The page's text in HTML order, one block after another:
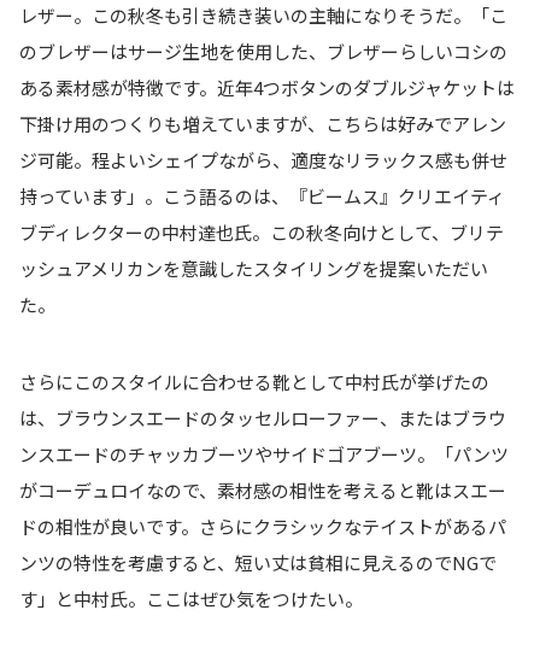
レザー。この秋冬も引き続き装いの主軸になりそうだ。「こ
のブレザーはサージ生地を使用した、ブレザーらしいコシの
ある素材感が特徴です。近年4つボタンのダブルジャケットは
下掛け用のつくりも増えていますが、こちらは好みでアレン
ジ可能。程よいシェイプながら、適度なリラックス感も併せ
持っています」。こう語るのは、『ビームス』クリエイティ
ブディレクターの中村達也氏。この秋冬向けとして、ブリテ
ッシュアメリカンを意識したスタイリングを提案いただい
た。
さらにこのスタイルに合わせる靴として中村氏が挙げたの
は、ブラウンスエードのタッセルローファー、またはブラウ
ンスエードのチャッカブーツやサイドゴアブーツ。「パンツ
がコーデュロイなので、素材感の相性を考えると靴はスエー
ドの相性が良いです。さらにクラシックなテイストがあるパ
ンツの特性を考慮すると、短い丈は貧相に見えるのでNGで
す」と中村氏。ここはぜひ気をつけたい。